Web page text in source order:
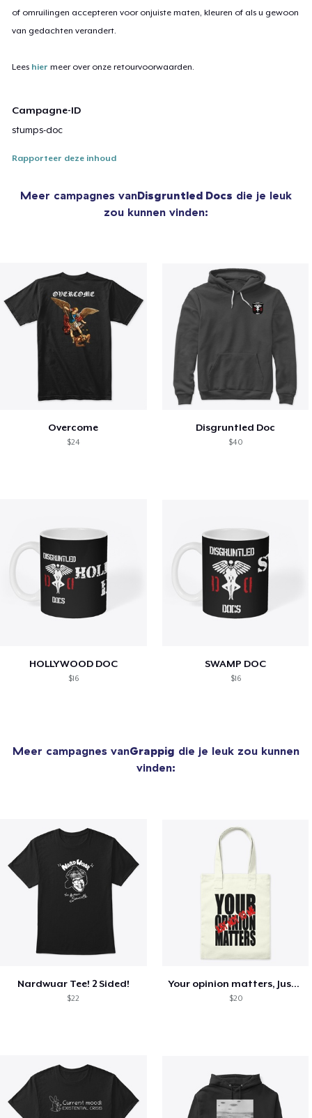
of omruilingen accepteren voor onjuiste maten, kleuren of als u gewoon
van gedachten verandert.
Lees hier meer over onze retourvoorwaarden.
Campagne-ID
stumps-doc
Rapporteer deze inhoud
Meer campagnes vanDisgruntled Docs die je leuk
zou kunnen vinden:
Overcome
$24
Disgruntled Doc
$40
HOLLYWOOD DOC
$16
SWAMP DOC
$16
Meer campagnes vanGrappig die je leuk zou kunnen
vinden:
Nardwuar Tee! 2 Sided!
$22
Your opinion matters, Just not to me!
$20